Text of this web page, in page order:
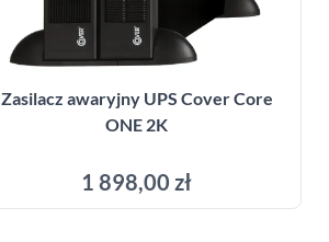
Zasilacz awaryjny UPS Cover Core
ONE 2K
1 898,00 zł